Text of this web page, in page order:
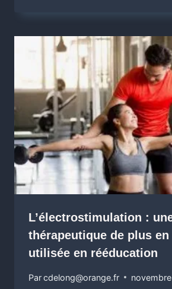
L’électrostimulation :
thérapeutique de plus
utilisée en rééducation
Parcdelong@orange.fr